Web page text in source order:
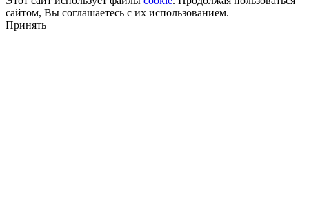
сайтом, Вы соглашаетесь с их использованием.
Принять